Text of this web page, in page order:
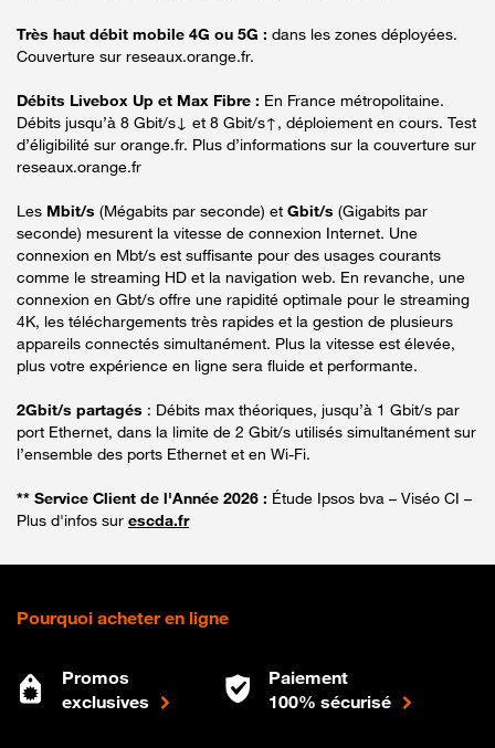
Très haut débit mobile 4G ou 5G : dans les zones déployées.
Couverture sur reseaux.orange.fr.
Débits Livebox Up et Max Fibre : En France métropolitaine.
Débits jusqu’à 8 Gbit/s↓ et 8 Gbit/s↑, déploiement en cours. Test
d’éligibilité sur orange.fr. Plus d’informations sur la couverture sur
reseaux.orange.fr
Les Mbit/s (Mégabits par seconde) et Gbit/s (Gigabits par
seconde) mesurent la vitesse de connexion Internet. Une
connexion en Mbt/s est suffisante pour des usages courants
comme le streaming HD et la navigation web. En revanche, une
connexion en Gbt/s offre une rapidité optimale pour le streaming
4K, les téléchargements très rapides et la gestion de plusieurs
appareils connectés simultanément. Plus la vitesse est élevée,
plus votre expérience en ligne sera fluide et performante.
2Gbit/s partagés : Débits max théoriques, jusqu’à 1 Gbit/s par
port Ethernet, dans la limite de 2 Gbit/s utilisés simultanément sur
l’ensemble des ports Ethernet et en Wi-Fi.
** Service Client de l'Année 2026 : Étude Ipsos bva – Viséo CI –
Plus d'infos sur escda.fr
Pourquoi acheter en ligne
Promos
exclusives
Paiement
100% sécurisé